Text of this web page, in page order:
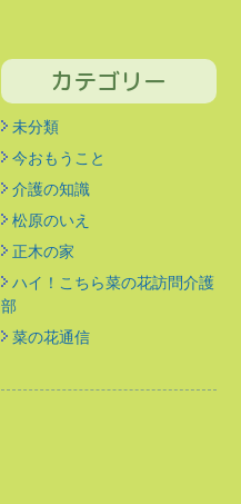
カテゴリー
未分類
今おもうこと
介護の知識
松原のいえ
正木の家
ハイ！こちら菜の花訪問介護
部
菜の花通信